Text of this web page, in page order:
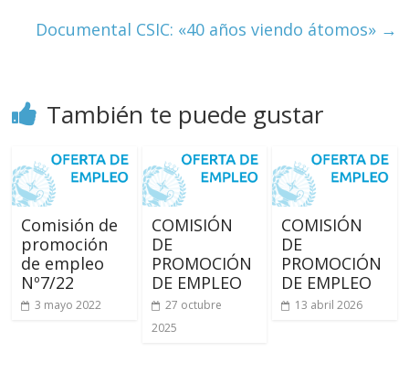
web
Oficial
Químicos
–
Huelva
Documental CSIC: «40 años viendo átomos» →
También te puede gustar
Comisión de
promoción
de empleo
Nº7/22
3 mayo 2022
COMISIÓN
DE
PROMOCIÓN
DE EMPLEO
27 octubre
2025
COMISIÓN
DE
PROMOCIÓN
DE EMPLEO
13 abril 2026